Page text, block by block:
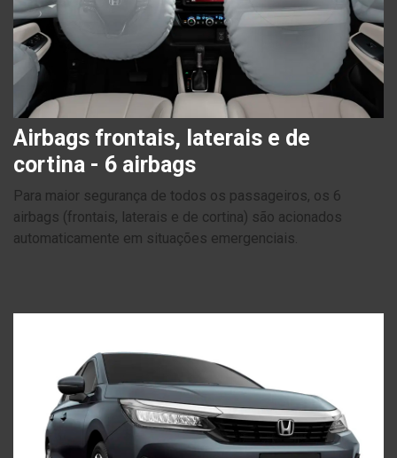
Airbags frontais, laterais e de
cortina - 6 airbags
Para maior segurança de todos os passageiros, os 6
airbags (frontais, laterais e de cortina) são acionados
automaticamente em situações emergenciais.